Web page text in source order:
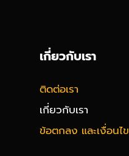
เกี่ยวกับเรา
ติดต่อเรา
เกี่ยวกับเรา
ข้อตกลง และเงื่อนไข